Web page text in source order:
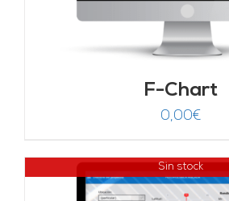
F-Chart
0,00€
Sin stock